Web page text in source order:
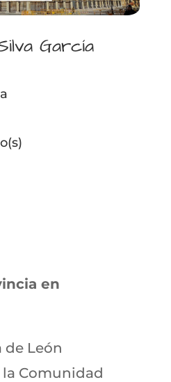
García
en
de León
Comunidad